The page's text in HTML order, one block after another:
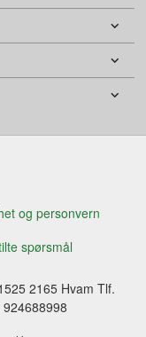
og personvern
spørsmål
2165 Hvam Tlf.